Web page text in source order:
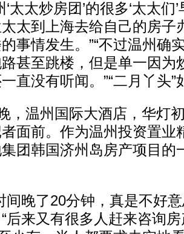
太太炒房团’的很多‘太太们
太到上海去给自己的房子
事情发生。”“不过温州确
甚至跳楼，但是单一因为
直没有听闻。”“二月丫头”
温州国际大酒店，华灯
面前。作为温州投资置业
团韩国济州岛房产项目的
晚了20分钟，真是不好意
后来又有很多人赶来咨询